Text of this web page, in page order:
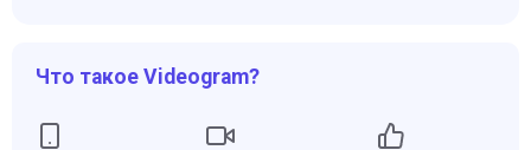
Что такое Videogram?